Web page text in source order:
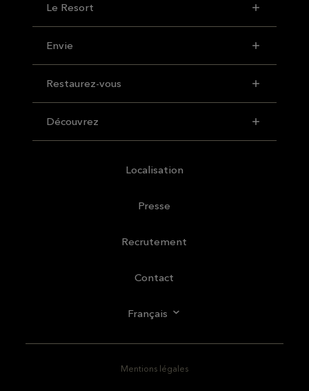
Le Resort
Envie
Restaurez-vous
Découvrez
Localisation
Presse
Recrutement
Contact
Français
Mentions légales